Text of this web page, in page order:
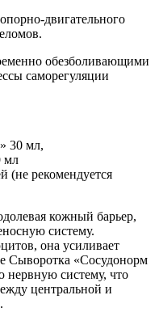
двигательного
обезболивающими
саморегуляции
30 мл,
мл
(не рекомендуется
кожный барьер,
систему.
она усиливает
Сыворотка «Сосудонорм
нервную систему, что
центральной и